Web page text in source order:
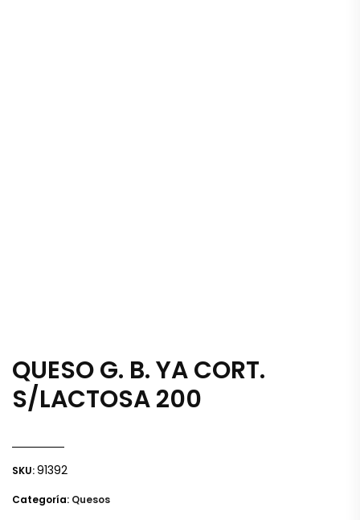
QUESO G. B. YA CORT.
S/LACTOSA 200
SKU:91392
Categoría: Quesos